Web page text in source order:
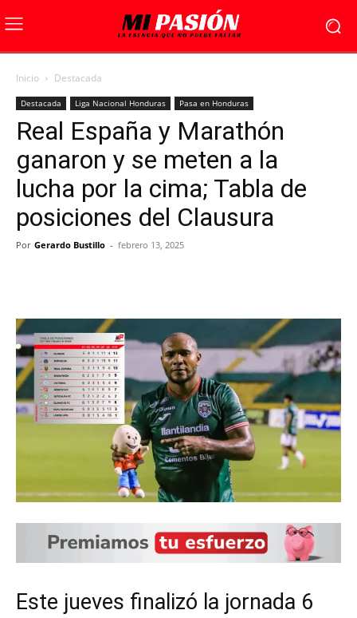
Inicio Destacada
Destacada Liga Nacional Honduras Pasa en Honduras
Real España y Marathón
ganaron y se meten a la
lucha por la cima; Tabla de
posiciones del Clausura
Por Gerardo Bustillo - febrero 13, 2025
Este jueves finalizó la jornada 6